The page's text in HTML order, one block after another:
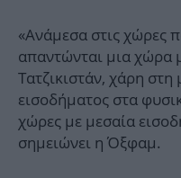
«Ανάμεσα στις χώρες
απαντώνται μια χώρα
Τατζικιστάν, χάρη
εισοδήματος στα
χώρες με μεσαία
σημειώνει η Όξφαμ.